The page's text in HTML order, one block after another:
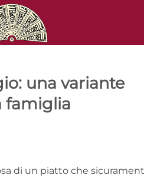
una variante
famiglia
di un piatto che